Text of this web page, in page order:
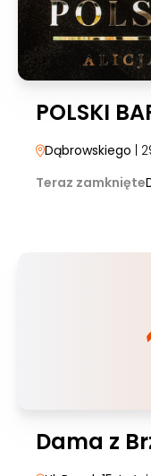
POLSKI
Dąbrowskiego |
Teraz zamknięte
Dama z